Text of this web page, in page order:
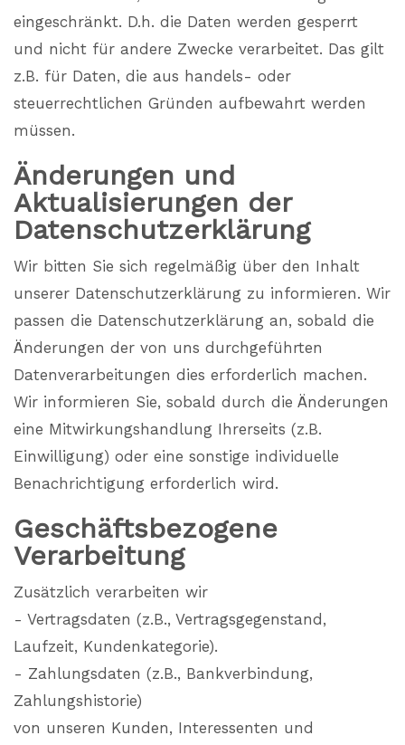
eingeschränkt. D.h. die Daten werden gesperrt
und nicht für andere Zwecke verarbeitet. Das gilt
z.B. für Daten, die aus handels- oder
steuerrechtlichen Gründen aufbewahrt werden
müssen.
Änderungen und
Aktualisierungen der
Datenschutzerklärung
Wir bitten Sie sich regelmäßig über den Inhalt
unserer Datenschutzerklärung zu informieren. Wir
passen die Datenschutzerklärung an, sobald die
Änderungen der von uns durchgeführten
Datenverarbeitungen dies erforderlich machen.
Wir informieren Sie, sobald durch die Änderungen
eine Mitwirkungshandlung Ihrerseits (z.B.
Einwilligung) oder eine sonstige individuelle
Benachrichtigung erforderlich wird.
Geschäftsbezogene
Verarbeitung
Zusätzlich verarbeiten wir
- Vertragsdaten (z.B., Vertragsgegenstand,
Laufzeit, Kundenkategorie).
- Zahlungsdaten (z.B., Bankverbindung,
Zahlungshistorie)
von unseren Kunden, Interessenten und